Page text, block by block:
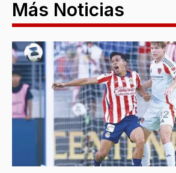
Más Noticias